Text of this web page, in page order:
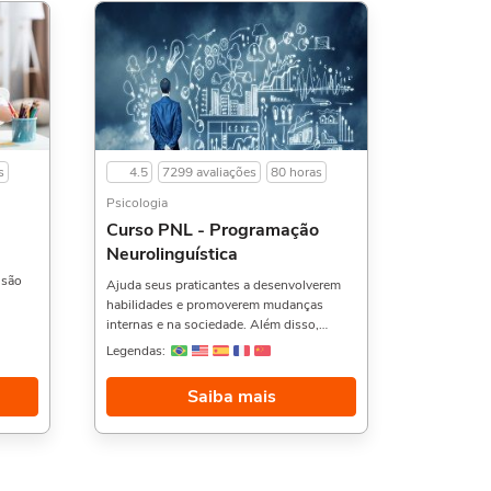
4.5 7299 avaliações
80 horas
Psicologia
Curso PNL - Programação
Neurolinguística
Ajuda seus praticantes a desenvolverem
habilidades e promoverem mudanças
internas e na sociedade. Além disso,
ensina, na prática, como funciona a
readaptação, motivação e mudança de
pensamento. O objetivo é disseminar a
Legendas:
Saiba mais